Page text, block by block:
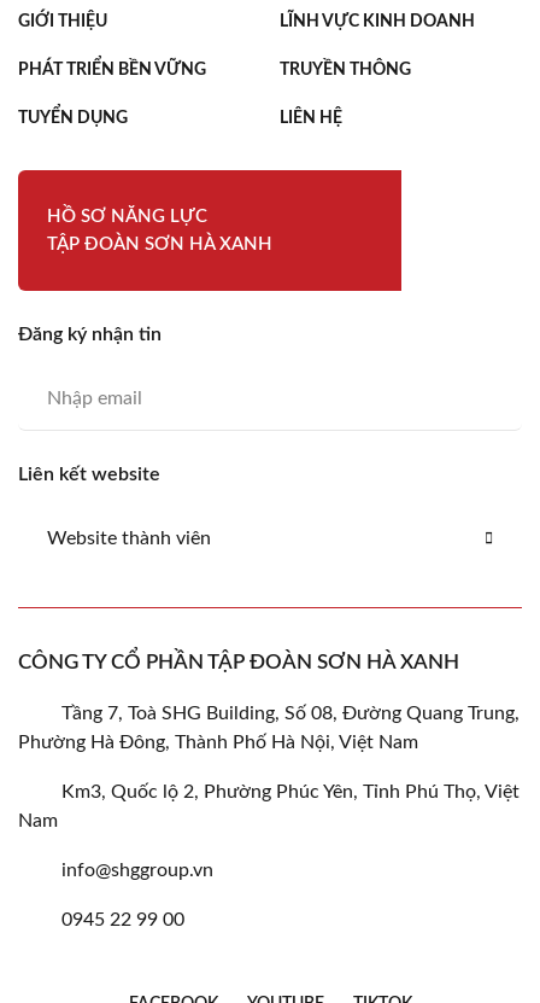
GIỚI THIỆU LĨNH VỰC KINH DOANH
PHÁT TRIỂN BỀN VỮNG TRUYỀN THÔNG
TUYỂN DỤNG LIÊN HỆ
HỒ SƠ NĂNG LỰC
TẬP ĐOÀN SƠN HÀ XANH
Đăng ký nhận tin
Liên kết website
Website thành viên
CÔNG TY CỔ PHẦN TẬP ĐOÀN SƠN HÀ XANH
Tầng 7, Toà SHG Building, Số 08, Đường Quang Trung,
Phường Hà Đông, Thành Phố Hà Nội, Việt Nam
Km3, Quốc lộ 2, Phường Phúc Yên, Tỉnh Phú Thọ, Việt
Nam
info@shggroup.vn
0945 22 99 00